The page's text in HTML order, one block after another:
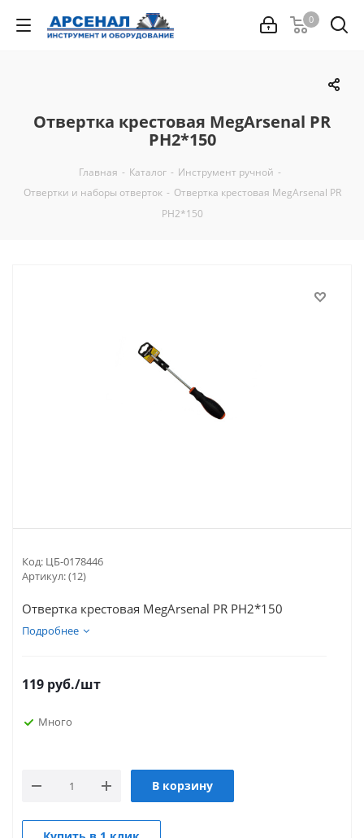
0
Отвертка крестовая MegArsenal PR
PH2*150
Главная - Каталог - Инструмент ручной -
Отвертки и наборы отверток - Отвертка крестовая MegArsenal PR
PH2*150
Код: ЦБ-0178446
Артикул:(12)
Отвертка крестовая MegArsenal PR PH2*150
Подробнее
119 руб./шт
Много
В корзину